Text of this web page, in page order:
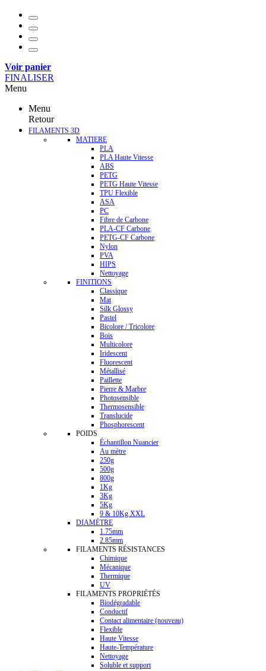
Voir panier
FINALISER
Menu
Menu
Retour
FILAMENTS 3D
MATIERE
PLA
PLA Haute Vitesse
ABS
PETG
PETG Haute Vitesse
TPU Flexible
ASA
PC
Fibre de Carbone
PLA-CF Carbone
PETG-CF Carbone
Nylon
PVA
HIPS
Nettoyage
FINITIONS
Classique
Mat
Silk Glossy
Pastel
Bicolore / Tricolore
Bois
Multicolore
Iridescent
Fluorescent
Métallisé
Paillette
Pierre & Marbre
Photosensible
Thermosensible
Translucide
Phosphorescent
POIDS
Échantillon Nuancier
Au mètre
250g
500g
800g
1Kg
3Kg
5Kg
9 & 10Kg XXL
DIAMÈTRE
1.75mm
2.85mm
FILAMENTS RÉSISTANCES
Chimique
Mécanique
Thermique
UV
FILAMENTS PROPRIÉTÉS
Biodégradable
Conductif
Contact alimentaire (nouveau)
Flexible
Haute Vitesse
Haute-Température
Nettoyage
Soluble et support